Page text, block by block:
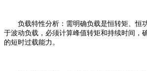
负载特性分析：需明确负载是恒转矩、恒
于波动负载，必须计算峰值转矩和持续时间，
的短时过载能力。